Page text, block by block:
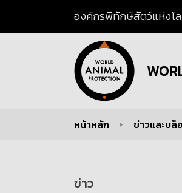
องค์กรพิทักษ์สัตว์แห่งโล
You are here:หน้าหลัก ข่าวและบล็
ข่าว